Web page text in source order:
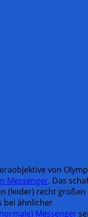
von
Messenger. Das
(leider) recht großen
bei ähnlicher
Messenger